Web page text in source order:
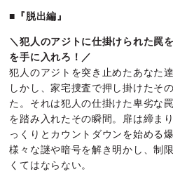
■『脱出編』
＼犯人のアジトに仕掛けられた罠
を手に入れろ！／
犯人のアジトを突き止めたあなた達
しかし、家宅捜査で押し掛けたそ
た。それは犯人の仕掛けた卑劣な
を踏み入れたその瞬間。扉は締ま
っくりとカウントダウンを始める爆
様々な謎や暗号を解き明かし、制
くてはならない。